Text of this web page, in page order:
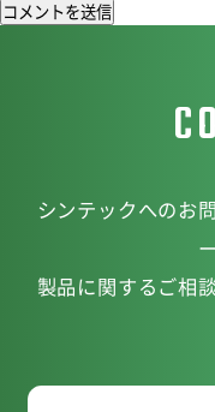
シンテックへのお
製品に関するご相